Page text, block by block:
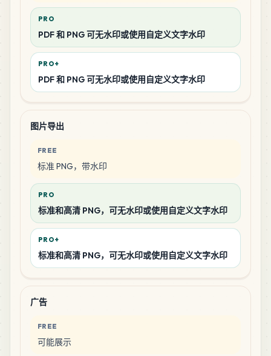
PRO
PDF 和 PNG 可无水印或使用自定义文字水印
PRO+
PDF 和 PNG 可无水印或使用自定义文字水印
图片导出
FREE
标准 PNG，带水印
PRO
标准和高清 PNG，可无水印或使用自定义文字水印
PRO+
标准和高清 PNG，可无水印或使用自定义文字水印
广告
FREE
可能展示